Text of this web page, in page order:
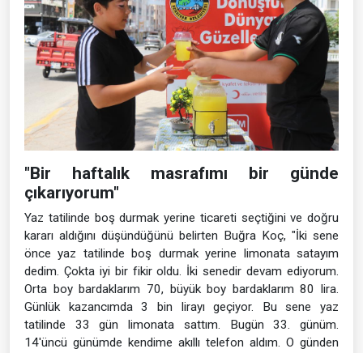
"Bir haftalık masrafımı bir günde
çıkarıyorum"
Yaz tatilinde boş durmak yerine ticareti seçtiğini ve doğru
kararı aldığını düşündüğünü belirten Buğra Koç, "İki sene
önce yaz tatilinde boş durmak yerine limonata satayım
dedim. Çokta iyi bir fikir oldu. İki senedir devam ediyorum.
Orta boy bardaklarım 70, büyük boy bardaklarım 80 lira.
Günlük kazancımda 3 bin lirayı geçiyor. Bu sene yaz
tatilinde 33 gün limonata sattım. Bugün 33. günüm.
14'üncü günümde kendime akıllı telefon aldım. O günden